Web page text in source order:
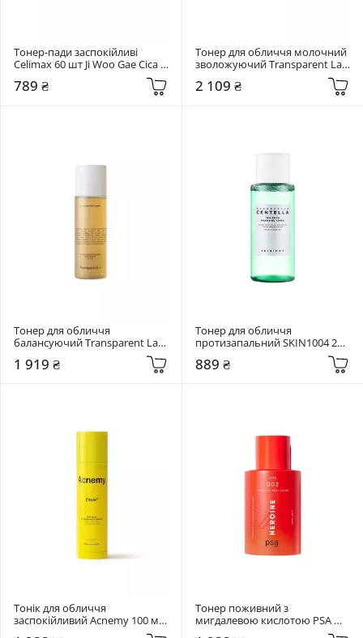
Тонер-пади заспокійливі
Celimax 60 шт Ji Woo Gae Cica
789 ₴
Тонер для обличчя молочний
зволожуючий Transparent Lab
130 мл C4 Hydrating Milk Toner
2 109 ₴
Тонер для обличчя
балансуючий Transparent Lab
1 919 ₴
Тонер для обличчя
протизапальний SKIN1004 210
мл Madagascar Centella Tea-
Trica Purifying Toner
889 ₴
Тонік для обличчя
заспокійливий Acnemy 100 мл
Тонер поживний з
мигдалевою кислотою PSA